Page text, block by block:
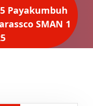
Payakumbuh
SMAN 1